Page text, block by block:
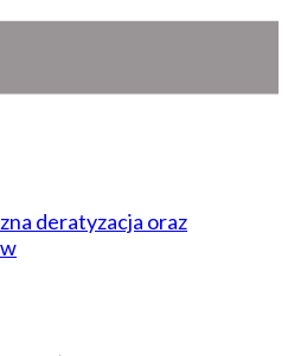
deratyzacja oraz